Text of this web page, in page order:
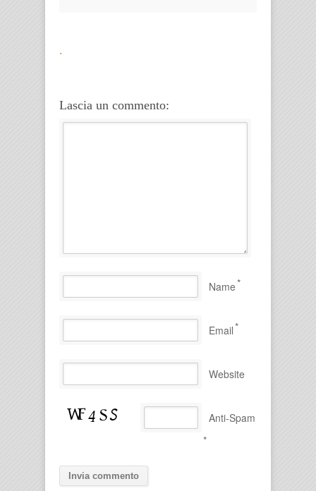
.
Lascia un commento:
Name*
Email*
Website
Anti-Spam
*